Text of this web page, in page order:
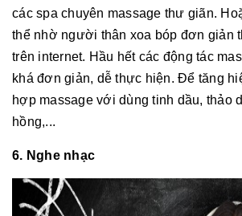
các spa chuyên massage thư giãn.
thể nhờ người thân xoa bóp đơn giản
trên internet. Hầu hết các động tác
khá đơn giản, dễ thực hiện. Để tăng
hợp massage với dùng tinh dầu, thảo
hồng,...
6. Nghe nhạc